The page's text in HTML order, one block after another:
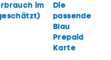
im
Die
passende
Blau
Prepaid
Karte